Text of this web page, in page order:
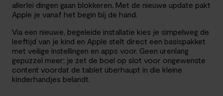
allerlei dingen gaan blokkeren. Met de nieuwe update pakt
Apple je vanaf het begin bij de hand.
Via een nieuwe, begeleide installatie kies je simpelweg de
leeftijd van je kind en Apple stelt direct een basispakket
met veilige instellingen en apps voor. Geen urenlang
gepuzzel meer; je zet de boel op slot voor ongewenste
content voordat de tablet überhaupt in die kleine
kinderhandjes belandt.